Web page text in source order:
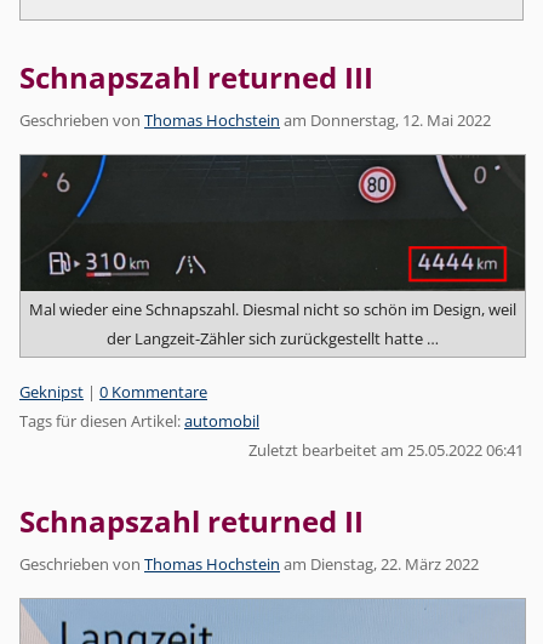
Schnapszahl returned III
Geschrieben von Thomas Hochstein am Donnerstag, 12. Mai 2022
Mal wieder eine Schnapszahl. Diesmal nicht so schön im Design, weil
der Langzeit-Zähler sich zurückgestellt hatte …
Kategorien:
Geknipst | 0 Kommentare
Tags für diesen Artikel:automobil
Zuletzt bearbeitet am 25.05.2022 06:41
Schnapszahl returned II
Geschrieben von Thomas Hochstein am Dienstag, 22. März 2022